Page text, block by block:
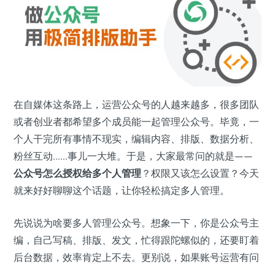
在自媒体这条路上，运营公众号的人越来越多，很多团队
或者创业者都希望多个成员能一起管理公众号。毕竟，一
个人干完所有事情不现实，编辑内容、排版、数据分析、
粉丝互动……事儿一大堆。于是，大家最常问的就是——
公众号怎么授权给多个人管理 ？权限又该怎么设置？今天
就来好好聊聊这个话题，让你轻松搞定多人管理。
先说说为啥要多人管理公众号。想象一下，你是公众号主
编，自己写稿、排版、发文，忙得跟陀螺似的，还要盯着
后台数据，效率肯定上不去。更别说，如果账号运营有问